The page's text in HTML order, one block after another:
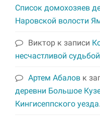
Список домохозяев
Наровской волости
Виктор к записи
несчастливой судьбой
Артем Абалов к
деревни Большое
Кингисеппского